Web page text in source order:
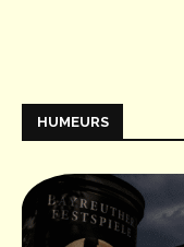
HUMEURS